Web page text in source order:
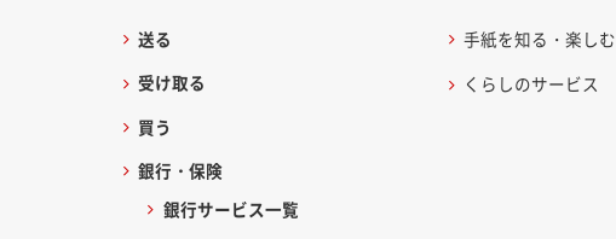
送る
受け取る
買う
銀行・保険
銀行サービス一覧
手紙を知る・楽しむ
くらしのサービス